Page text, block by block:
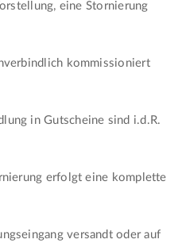
eine Stornierung
kommissioniert
in Gutscheine sind i.d.R.
erfolgt eine komplette
versandt oder auf